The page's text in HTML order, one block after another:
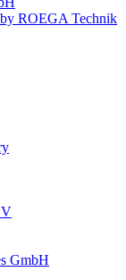
ROEGA Technik
GmbH